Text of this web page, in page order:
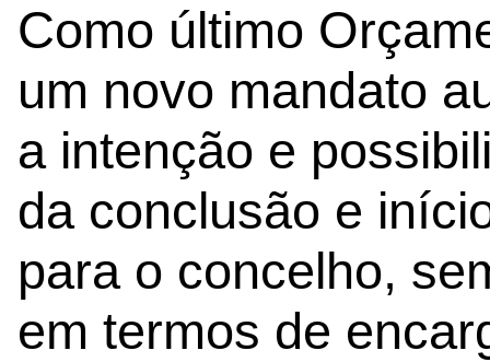
Como último
um novo mandato
a intenção e
da conclusão e
para o concelho,
em termos de